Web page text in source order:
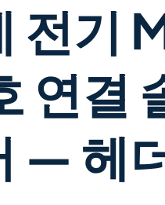
전기
연결
— 헤